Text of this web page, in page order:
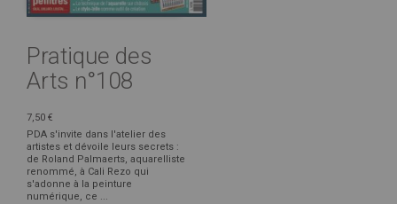
Pratique des
Arts n°108
7,50 €
PDA s'invite dans l'atelier des
artistes et dévoile leurs secrets :
de Roland Palmaerts, aquarelliste
renommé, à Cali Rezo qui
s'adonne à la peinture
numérique, ce ...